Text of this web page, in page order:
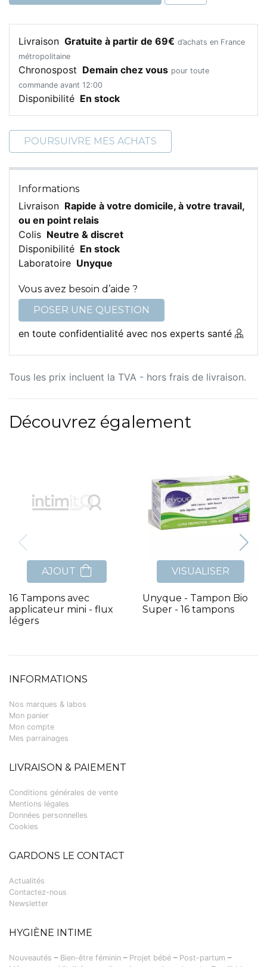
Livraison Gratuite à partir de 69€ d’achats en France
métropolitaine
Chronospost Demain chez vous pour toute
commande avant 12:00
Disponibilité En stock
POURSUIVRE MES ACHATS
Informations
Livraison Rapide à votre domicile, à votre travail,
ou en point relais
Colis Neutre & discret
Disponibilité En stock
Laboratoire Unyque
Vous avez besoin d’aide ?
POSER UNE QUESTION
en toute confidentialité avec nos experts santé
Tous les prix incluent la TVA - hors frais de livraison.
Découvrez également
AJOUT
16 Tampons avec
applicateur mini - flux
légers
VISUALISER
Unyque - Tampon Bio
Super - 16 tampons
INFORMATIONS
Nos marques & labos
Mon panier
Mon compte
Mes parrainages
LIVRAISON & PAIEMENT
Conditions générales de vente
Mentions légales
Données personnelles
Cookies
GARDONS LE CONTACT
Actualités
Contactez-nous
Newsletter
HYGIÈNE INTIME
Nouveautés – Bien-être féminin – Projet bébé – Post-partum –